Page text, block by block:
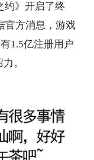
约》开启了终
官方消息，游戏
1.5亿注册用户
。